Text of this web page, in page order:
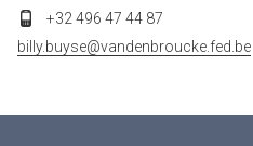
+32 496 47 44 87
billy.buyse@vandenbroucke.fed.be